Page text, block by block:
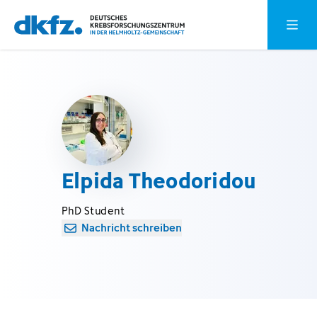
Zum
Hauptinhalt
springen
Zur
Fußzeile
springen
Elpida Theodoridou
PhD Student
Nachricht schreiben